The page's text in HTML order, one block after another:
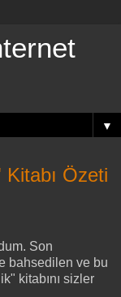
▼
Özeti
Son
bahsedilen ve bu
kitabını sizler